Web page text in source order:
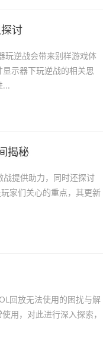
讨
玩逆战会带来别样游戏体
示器下玩逆战的相关思
...
揭秘
提供助力，同时还探讨
家们关心的重点，其更新
回放无法使用的困扰与解
用，对此进行深入探索，